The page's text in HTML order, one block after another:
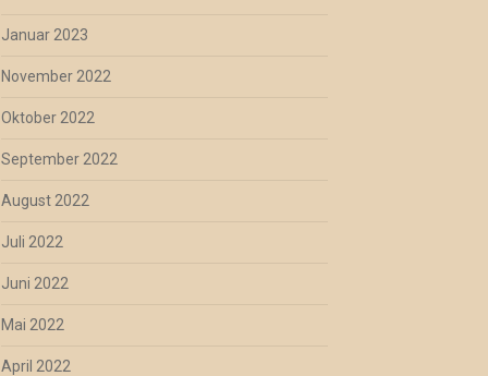
Januar 2023
November 2022
Oktober 2022
September 2022
August 2022
Juli 2022
Juni 2022
Mai 2022
April 2022